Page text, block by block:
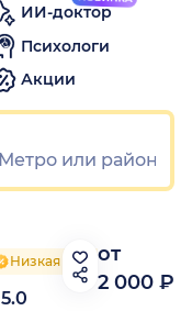
ИИ-доктор
Психологи
Акции
Низкая цена приёма
5.0
от
2 000 ₽